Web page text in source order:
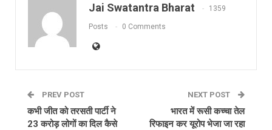
Jai Swatantra Bharat 1359
Posts 0 Comments
PREV POST
कभी जीत को तरसती पार्टी ने
23 करोड़ लोगों का दिल कैसे
NEXT POST
भारत में रूसी कच्चा तेल
रिफाइन कर यूरोप भेजा जा रहा